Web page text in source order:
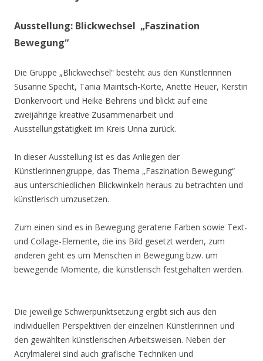
Ausstellung: Blickwechsel „Faszination
Bewegung“
Die Gruppe „Blickwechsel“ besteht aus den Künstlerinnen
Susanne Specht, Tania Mairitsch-Korte, Anette Heuer, Kerstin
Donkervoort und Heike Behrens und blickt auf eine
zweijährige kreative Zusammenarbeit und
Ausstellungstätigkeit im Kreis Unna zurück.
In dieser Ausstellung ist es das Anliegen der
Künstlerinnengruppe, das Thema „Faszination Bewegung“
aus unterschiedlichen Blickwinkeln heraus zu betrachten und
künstlerisch umzusetzen.
Zum einen sind es in Bewegung geratene Farben sowie Text-
und Collage-Elemente, die ins Bild gesetzt werden, zum
anderen geht es um Menschen in Bewegung bzw. um
bewegende Momente, die künstlerisch festgehalten werden.
Die jeweilige Schwerpunktsetzung ergibt sich aus den
individuellen Perspektiven der einzelnen Künstlerinnen und
den gewählten künstlerischen Arbeitsweisen. Neben der
Acrylmalerei sind auch grafische Techniken und